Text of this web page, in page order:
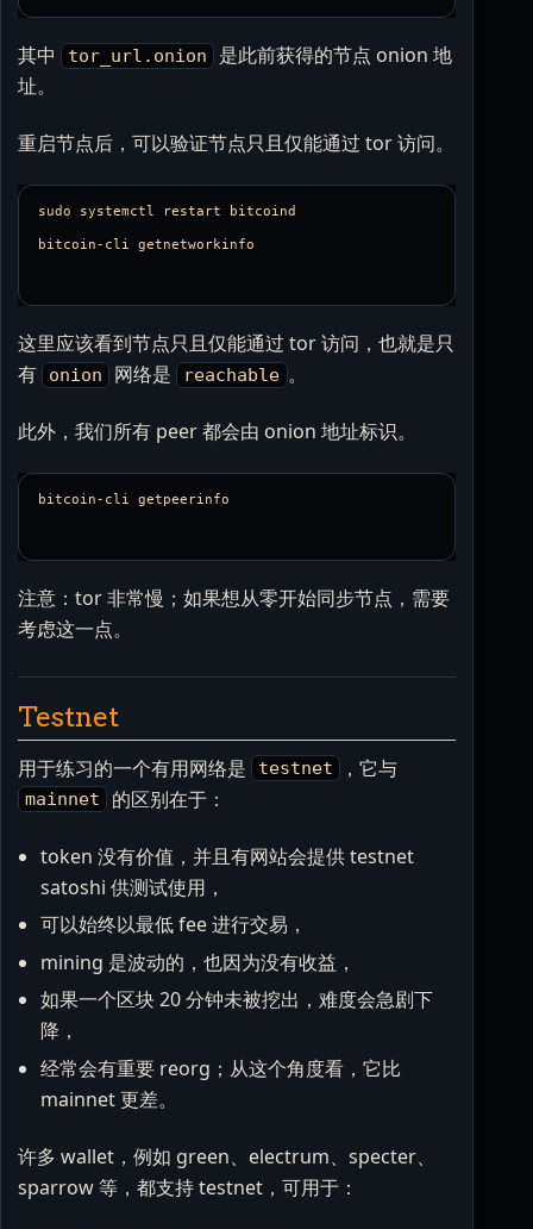
其中 tor_url.onion
是此前获得的节点 onion 地
址。
重启节点后，可以验证节点只且仅能通过 tor 访问。
sudo systemctl restart bitcoind
这里应该看到节点只且仅能通过 tor 访问，也就是只
有
onion 网络是 reachable 。
此外，我们所有 peer 都会由 onion 地址标识。
注意：tor 非常慢；如果想从零开始同步节点，需要
考虑这一点。
Testnet
用于练习的一个有用网络是 testnet ，它与
mainnet 的区别在于：
token 没有价值，并且有网站会提供 testnet
satoshi 供测试使用，
可以始终以最低 fee 进行交易，
mining 是波动的，也因为没有收益，
如果一个区块 20 分钟未被挖出，难度会急剧下
降，
经常会有重要 reorg；从这个角度看，它比
mainnet 更差。
许多 wallet，例如 green、electrum、specter、
sparrow 等，都支持 testnet，可用于：